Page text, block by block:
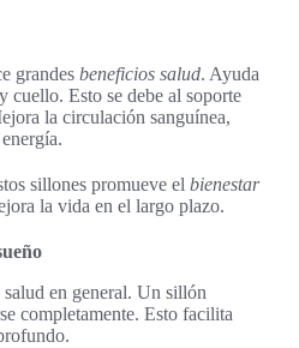
grandes beneficios salud. Ayuda
cuello. Esto se debe al soporte
la circulación sanguínea,
sillones promueve el bienestar
la vida en el largo plazo.
en general. Un sillón
completamente. Esto facilita